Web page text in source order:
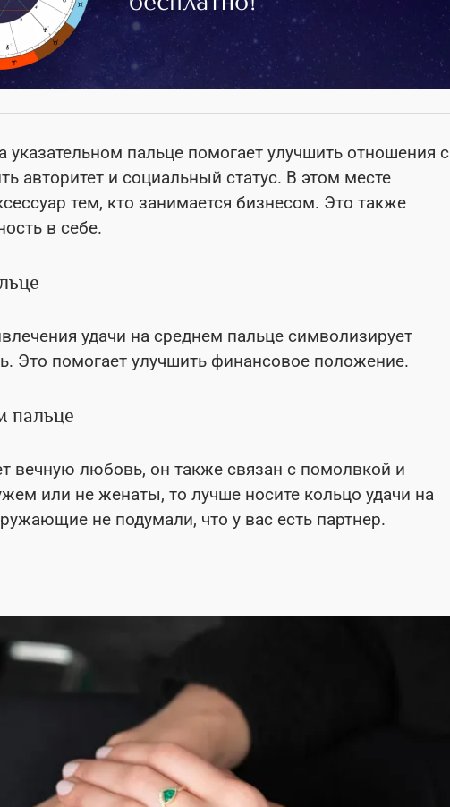
указательном пальце помогает улучшить отношения с
авторитет и социальный статус. В этом месте
тем, кто занимается бизнесом. Это также
в себе.
удачи на среднем пальце символизирует
Это помогает улучшить финансовое положение.
пальце
вечную любовь, он также связан с помолвкой и
или не женаты, то лучше носите кольцо удачи на
не подумали, что у вас есть партнер.